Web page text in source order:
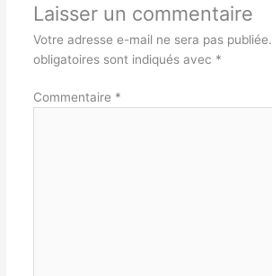
Laisser un commentaire
Votre adresse e-mail ne sera pas publiée.
obligatoires sont indiqués avec *
Commentaire *